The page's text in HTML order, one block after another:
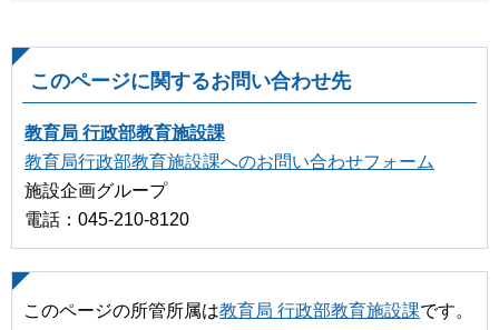
このページに関するお問い合わせ先
教育局 行政部教育施設課
教育局行政部教育施設課へのお問い合わせフォーム
施設企画グループ
電話：045-210-8120
このページの所管所属は教育局 行政部教育施設課です。